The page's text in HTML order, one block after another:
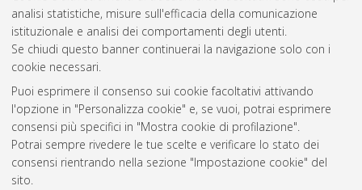
analisi statistiche, misure sull'efficacia della comunicazione
istituzionale e analisi dei comportamenti degli utenti.
Se chiudi questo banner continuerai la navigazione solo con i
cookie necessari.
Puoi esprimere il consenso sui cookie facoltativi attivando
l'opzione in "Personalizza cookie" e, se vuoi, potrai esprimere
consensi più specifici in "Mostra cookie di profilazione".
Potrai sempre rivedere le tue scelte e verificare lo stato dei
consensi rientrando nella sezione "Impostazione cookie" del
sito.
Vedi altre statistiche
Gestione del documento:
Atom
Rss
AMS Acta
ISSN: 2038-7954
re3data.org -
doi.org/10.17616/R3P19R
Servizio implementato e